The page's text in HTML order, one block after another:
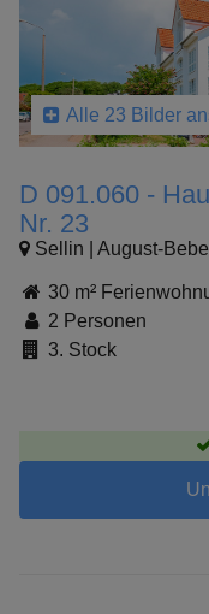
Alle 23 Bilder
D 091.060 -
Nr. 23
Sellin | August-
30 m²
2 Personen
3. Stock